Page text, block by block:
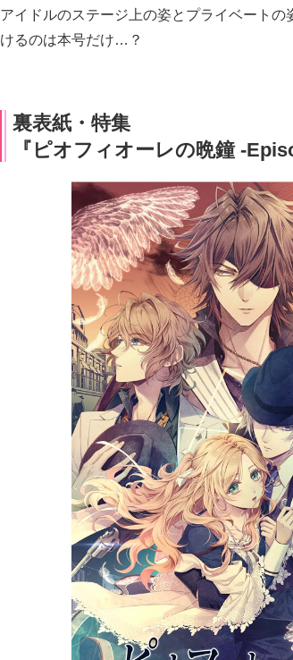
アイドルのステージ上の姿とプライベート
けるのは本号だけ…？
裏表紙・特集
『ピオフィオーレの晩鐘 -